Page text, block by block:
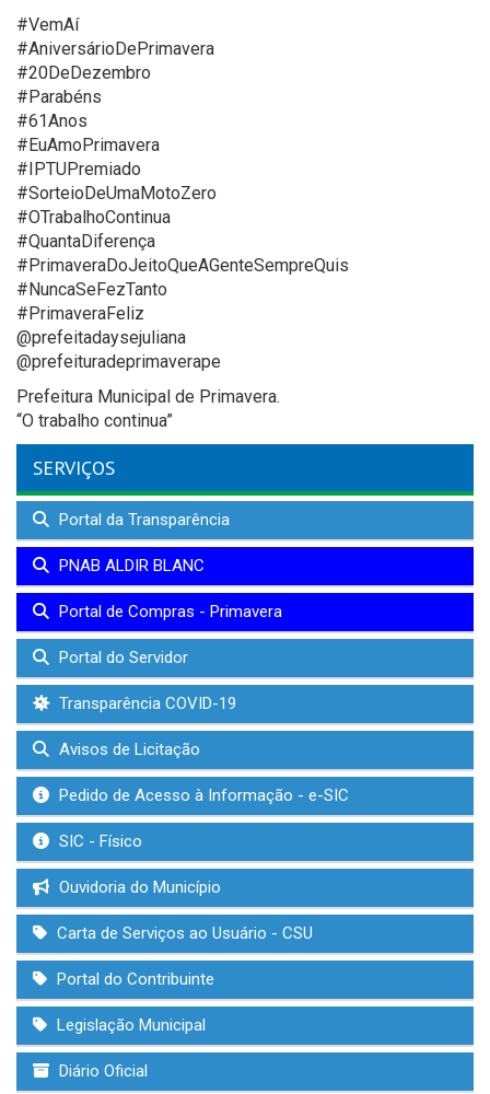
#VemAí
#AniversárioDePrimavera
#20DeDezembro
#Parabéns
#61Anos
#EuAmoPrimavera
#IPTUPremiado
#SorteioDeUmaMotoZero
#OTrabalhoContinua
#QuantaDiferença
#PrimaveraDoJeitoQueAGenteSempreQuis
#NuncaSeFezTanto
#PrimaveraFeliz
@prefeitadaysejuliana
@prefeituradeprimaverape
Prefeitura Municipal de Primavera.
“O trabalho continua”
SERVIÇOS
Portal da Transparência
PNAB ALDIR BLANC
Portal de Compras - Primavera
Portal do Servidor
Transparência COVID-19
Avisos de Licitação
Pedido de Acesso à Informação - e-SIC
SIC - Físico
Ouvidoria do Município
Carta de Serviços ao Usuário - CSU
Portal do Contribuinte
Legislação Municipal
Diário Oficial